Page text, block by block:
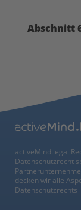
Abschnitt
activeMind.legal
Datenschutzrecht
decken wir alle
Datenschutzrechts